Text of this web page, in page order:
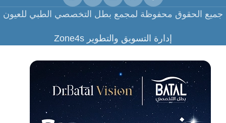
جميع الحقوق محفوظة لمجمع بطل التخصصي الطبي للعيون
إدارة التسويق والتطوير Zone4s